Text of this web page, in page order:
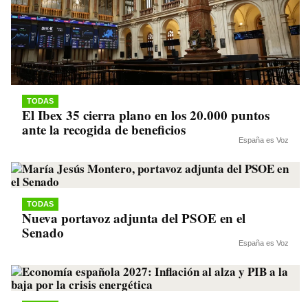
TODAS
El Ibex 35 cierra plano en los 20.000 puntos
ante la recogida de beneficios
España es Voz
TODAS
Nueva portavoz adjunta del PSOE en el
Senado
España es Voz